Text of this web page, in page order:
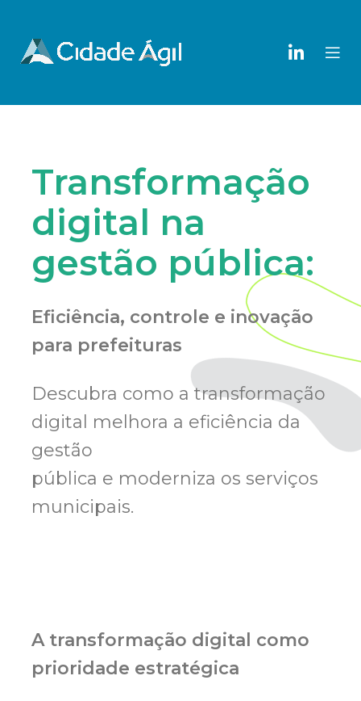
Transformação
digital na
gestão pública:
Eficiência, controle e inovação
para prefeituras
Descubra como a transformação
digital melhora a eficiência da
gestão
pública e moderniza os serviços
municipais.
A transformação digital como
prioridade estratégica